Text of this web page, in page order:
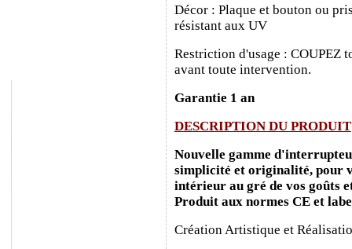
Décor : Plaque et bouton ou
résistant aux UV
Restriction d'usage : COUPEZ
avant toute intervention.
Garantie 1 an
DESCRIPTION DU PRODUIT
Nouvelle gamme
simplicité et originalité, pour
intérieur au gré de vos goûts
Produit aux normes CE et
Création Artistique et